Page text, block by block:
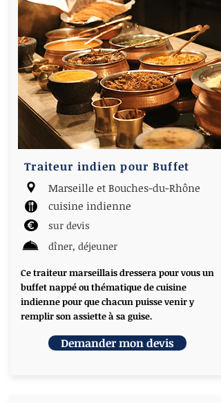
Traiteur indien pour Buffet
Marseille et Bouches-du-Rhône
cuisine indienne
sur devis
dîner, déjeuner
Ce traiteur marseillais dressera pour vous un
buffet nappé ou thématique de cuisine
indienne pour que chacun puisse venir y
remplir son assiette à sa guise.
Demander mon devis